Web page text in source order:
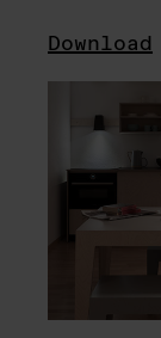
Download